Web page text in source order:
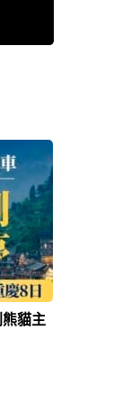
貓主